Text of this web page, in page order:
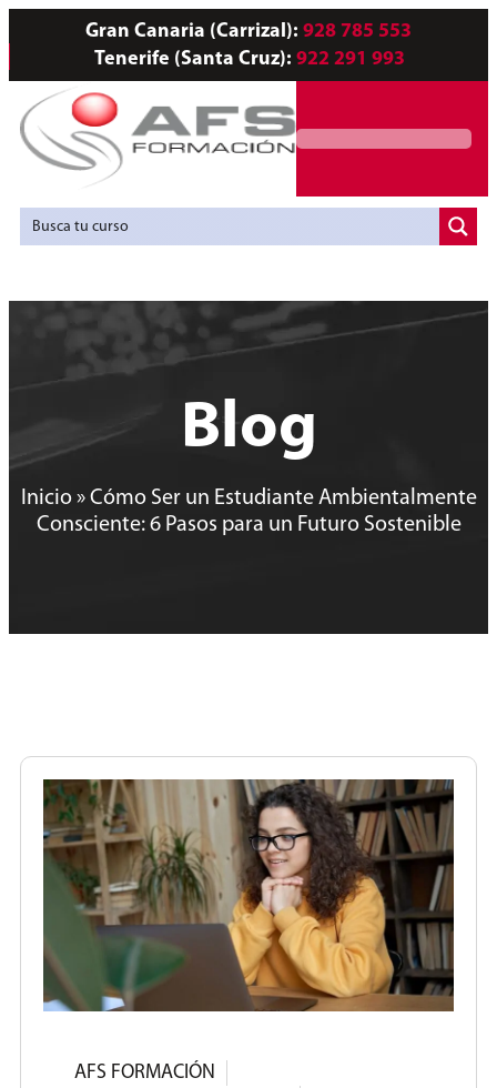
Gran Canaria (Carrizal): 928 785 553
Tenerife (Santa Cruz): 922 291 993
Blog
Inicio» Cómo Ser un Estudiante Ambientalmente
Consciente: 6 Pasos para un Futuro Sostenible
AFS FORMACIÓN